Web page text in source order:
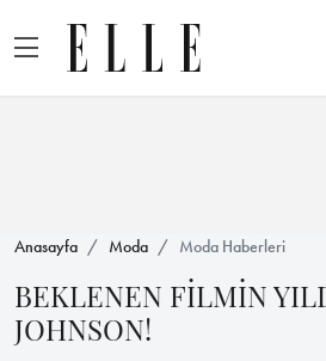
Anasayfa Moda Moda Haberleri
BEKLENEN FİLMİN
JOHNSON!